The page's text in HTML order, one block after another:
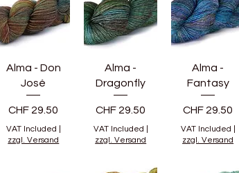
Alma - Don
José
Price
CHF 29.50
VAT Included
zzgl. Versand
Alma -
Dragonfly
Price
CHF 29.50
VAT Included
zzgl. Versand
Alma -
Fantasy
Price
CHF 29.50
VAT Included
zzgl. Versand